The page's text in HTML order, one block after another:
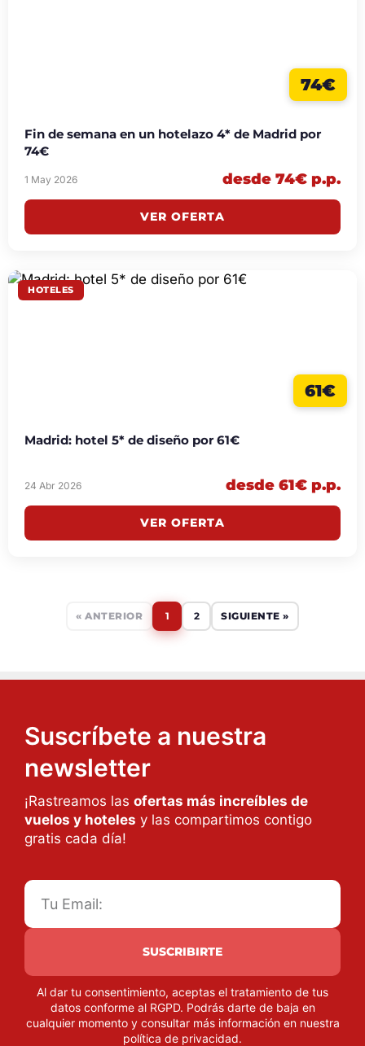
74€
Fin de semana en un hotelazo 4* de Madrid por
74€
1 May 2026 desde 74€ p.p.
VER OFERTA
HOTELES
61€
Madrid: hotel 5* de diseño por 61€
24 Abr 2026 desde 61€ p.p.
VER OFERTA
« ANTERIOR 1 2 SIGUIENTE »
Suscríbete a nuestra
newsletter
¡Rastreamos las ofertas más increíbles de
vuelos y hoteles y las compartimos contigo
gratis cada día!
SUSCRIBIRTE
Al dar tu consentimiento, aceptas el tratamiento de tus
datos conforme al RGPD. Podrás darte de baja en
cualquier momento y consultar más información en nuestra
política de privacidad.